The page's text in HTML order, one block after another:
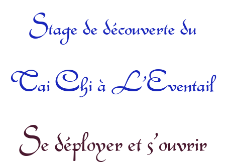
Stage de découverte du
Tai Chi à L’Eventail
Se déployer et s’ouvrir